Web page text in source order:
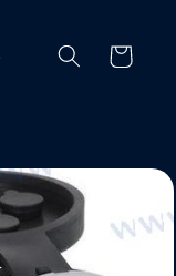
Carrito